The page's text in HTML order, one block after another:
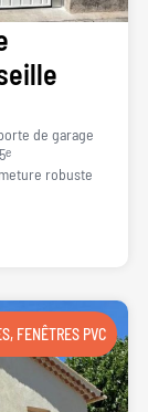
de garage
robuste
, FENÊTRES PVC